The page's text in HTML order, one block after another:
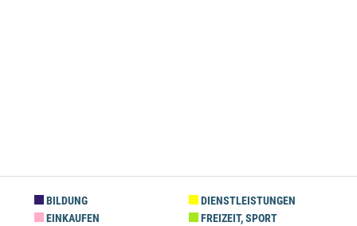
BILDUNG
DIENSTLEISTUNGEN
EINKAUFEN
FREIZEIT, SPORT